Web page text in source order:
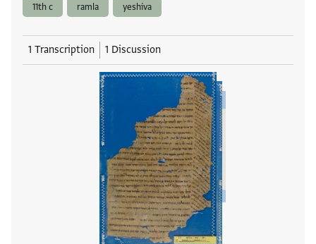
11th c ramla yeshiva
1 Transcription 1 Discussion